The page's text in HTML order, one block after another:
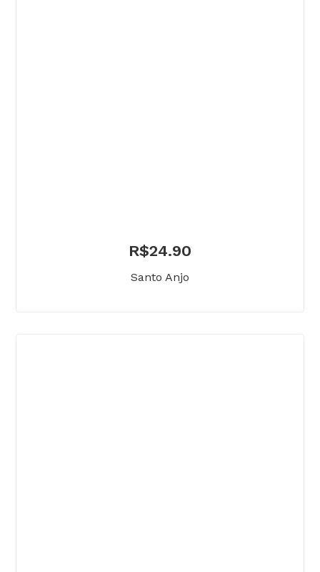
R$24.90
Santo Anjo